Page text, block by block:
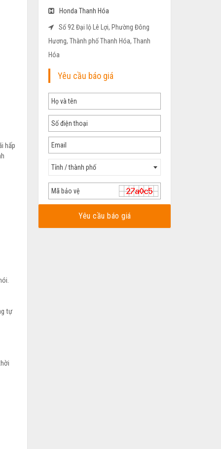
hấp
tự
Honda Thanh Hóa
Số 92 Đại lộ Lê Lợi, Phường Đông
Hương, Thành phố Thanh Hóa, Thanh
Hóa
Yêu cầu báo giá
Tỉnh / thành phố
Yêu cầu báo giá